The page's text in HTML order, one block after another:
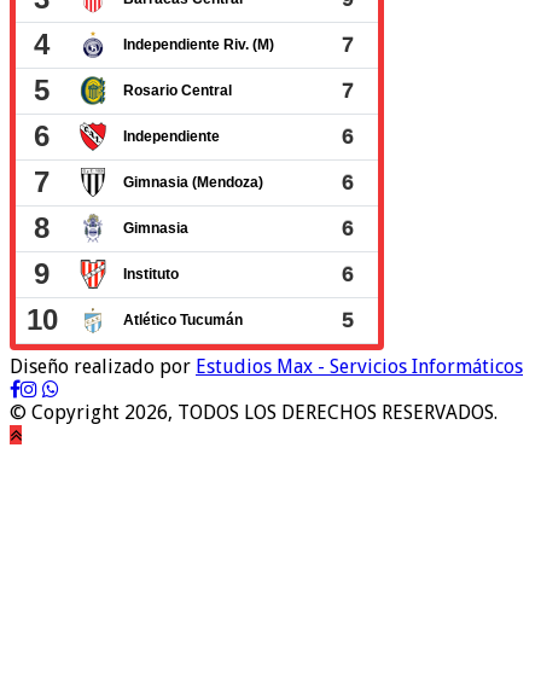
Diseño realizado por Estudios Max - Servicios Informáticos
© Copyright 2026, TODOS LOS DERECHOS RESERVADOS.